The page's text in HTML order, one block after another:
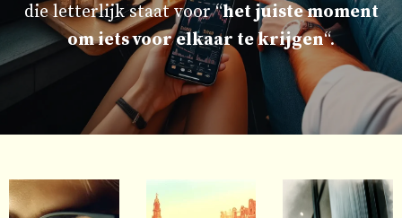
die letterlijk staat voor “het juiste moment
om iets voor elkaar te krijgen“.